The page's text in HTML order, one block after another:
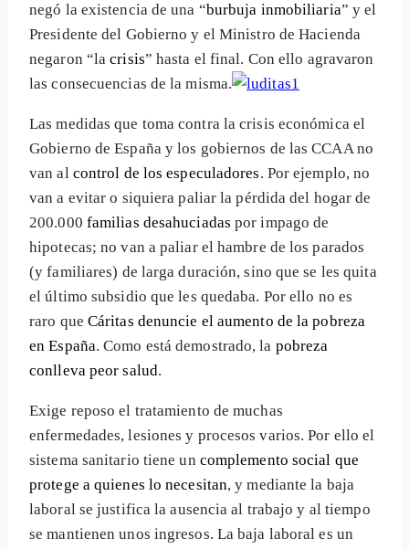
negó la existencia de una “burbuja inmobiliaria” y el
Presidente del Gobierno y el Ministro de Hacienda
negaron “lacrisis” hasta el final. Con ello agravaron
las consecuencias de la misma.
Las medidas que toma contra la crisis económica el
Gobierno de España y los gobiernos de las CCAA no
van al control de los especuladores. Por ejemplo, no
van a evitar o siquiera paliar la pérdida del hogar de
200.000 familias desahuciadaspor impago de
hipotecas; no van a paliar el hambre de los parados
(y familiares) de larga duración, sino que se les quita
el último subsidio que les quedaba. Por ello no es
raro que Cáritas denuncie el aumento de la pobreza
en España. Como está demostrado, la pobreza
conlleva peor salud.
Exige reposo el tratamiento de muchas
enfermedades, lesiones y procesos varios. Por ello el
sistema sanitario tiene un complemento social que
protege a quienes lo necesitan, y mediante la baja
laboral se justifica la ausencia al trabajo y al tiempo
se mantienen unos ingresos. La baja laboral es un